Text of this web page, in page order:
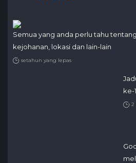
Semua yang anda perlu tahu tentang
kejohanan, lokasi dan lain-lain
setahun yang lepas
ke-
2